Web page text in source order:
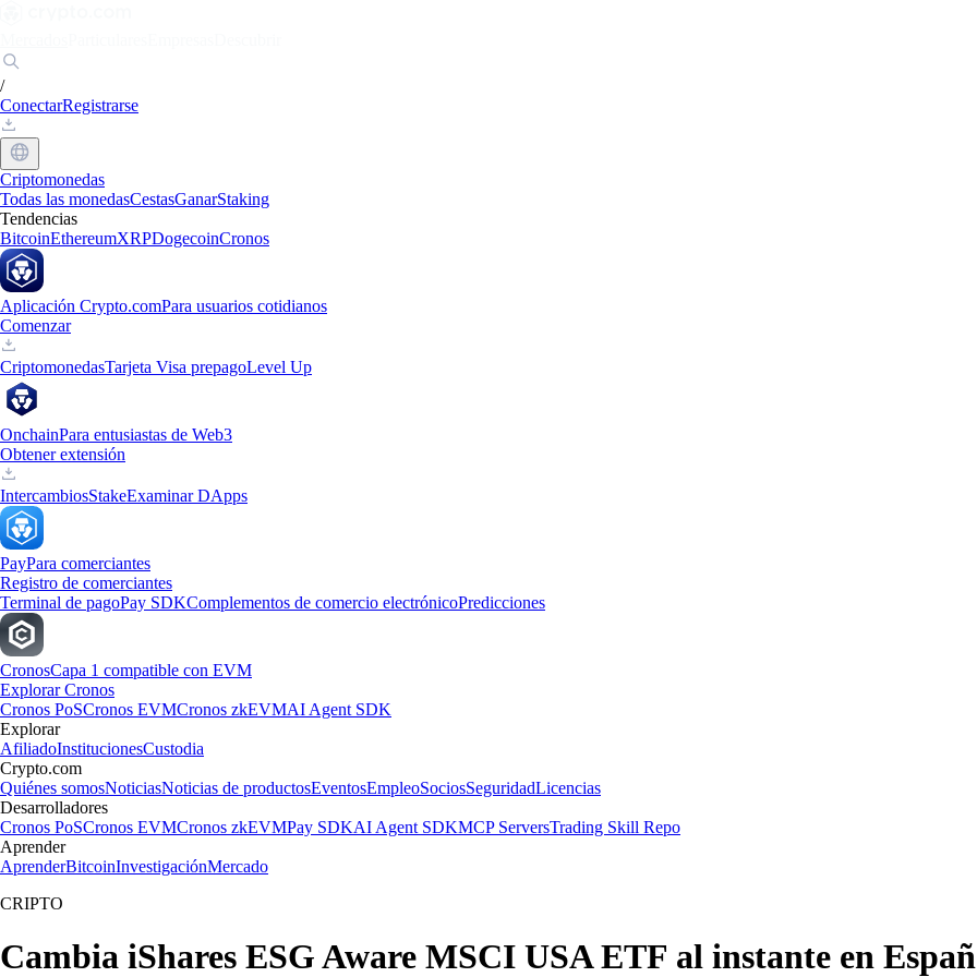
/
ConectarRegistrarse
Criptomonedas
Todas las monedasCestasGanarStaking
Tendencias
BitcoinEthereumXRPDogecoinCronos
Aplicación Crypto.comPara usuarios cotidianos
Comenzar
CriptomonedasTarjeta Visa prepagoLevel Up
OnchainPara entusiastas de Web3
Obtener extensión
IntercambiosStakeExaminar DApps
PayPara comerciantes
Registro de comerciantes
Terminal de pagoPay SDKComplementos de comercio electrónicoPredicciones
CronosCapa 1 compatible con EVM
Explorar Cronos
Cronos PoSCronos EVMCronos zkEVMAI Agent SDK
Explorar
AfiliadoInstitucionesCustodia
Crypto.com
Quiénes somosNoticiasNoticias de productosEventosEmpleoSociosSeguridadLicencias
Desarrolladores
Cronos PoSCronos EVMCronos zkEVMPay SDKAI Agent SDKMCP ServersTrading Skill Repo
Aprender
AprenderBitcoinInvestigaciónMercado
CRIPTO
Cambia iShares ESG Aware MSCI USA ETF al instante en